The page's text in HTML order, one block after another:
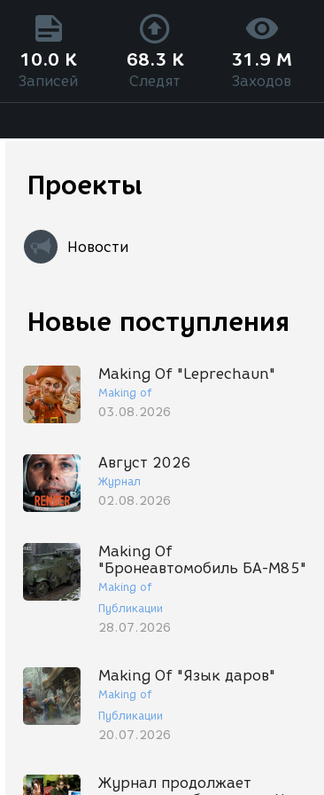
10.0 K
Записей
68.3 K
Следят
31.9 M
Заходов
Проекты
Новости
Новые поступления
Making Of "Leprechaun"
Making of
03.08.2026
Август 2026
Журнал
02.08.2026
Making Of
"Бронеавтомобиль БА-М85"
Making of
Публикации
28.07.2026
Making Of "Язык даров"
Making of
Публикации
20.07.2026
Журнал продолжает